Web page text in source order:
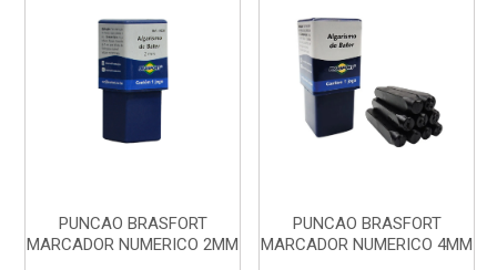
PUNCAO BRASFORT
MARCADOR NUMERICO 2MM
PUNCAO BRASFORT
MARCADOR NUMERICO 4MM